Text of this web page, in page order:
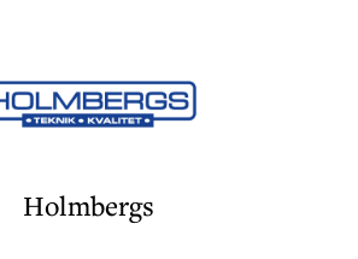
Holmbergs